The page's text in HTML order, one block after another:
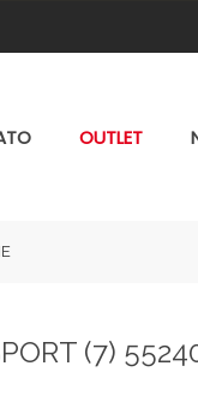
OUTLET
(7)